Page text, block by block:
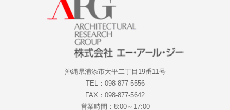
沖縄県浦添市大平二丁目19番11号
TEL：098-877-5556
FAX：098-877-5642
営業時間：8:00～17:00